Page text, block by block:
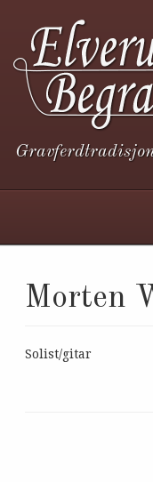
Morten
Solist/gitar